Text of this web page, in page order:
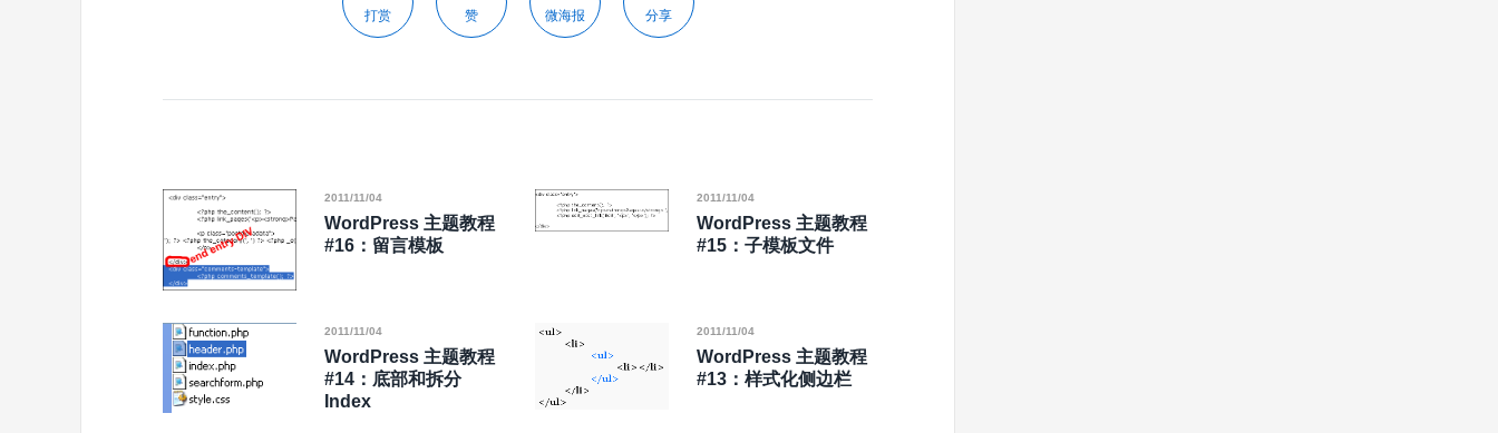
打赏 赞 微海报 分享
2011/11/04
WordPress 主题教程
#16：留言模板
2011/11/04
WordPress 主题教程
#15：子模板文件
2011/11/04
WordPress 主题教程
#14：底部和拆分
Index
2011/11/04
WordPress 主题教程
#13：样式化侧边栏